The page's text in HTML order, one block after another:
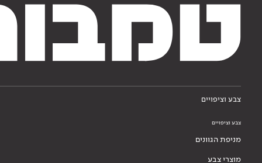
צבע וציפויים
צבע וציפויים
מניפת הגוונים
מוצרי צבע